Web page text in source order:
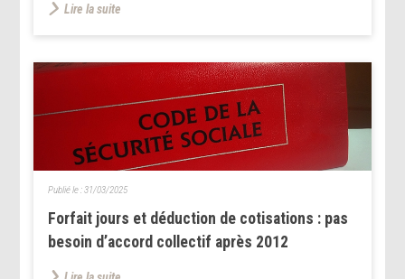
Lire la suite
Forfait jours et déduction de cotisations : pas
besoin d’accord collectif après 2012
Publié le :31/03/2025